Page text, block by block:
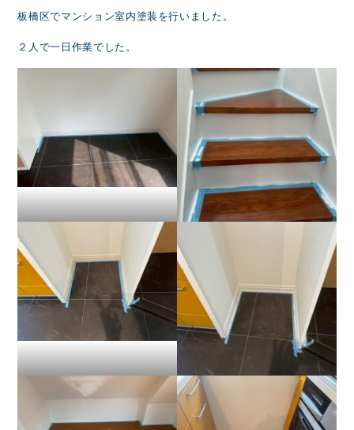
板橋区でマンション室内塗装を行いました。
２人で一日作業でした。